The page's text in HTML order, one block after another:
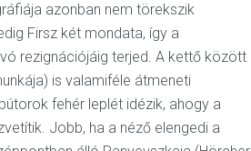
azonban nem törekszik
Firsz két mondata, így a
rezignációjáig terjed. A kettő között
is valamiféle átmeneti
fehér leplét idézik, ahogy a
Jobb, ha a néző elengedi a